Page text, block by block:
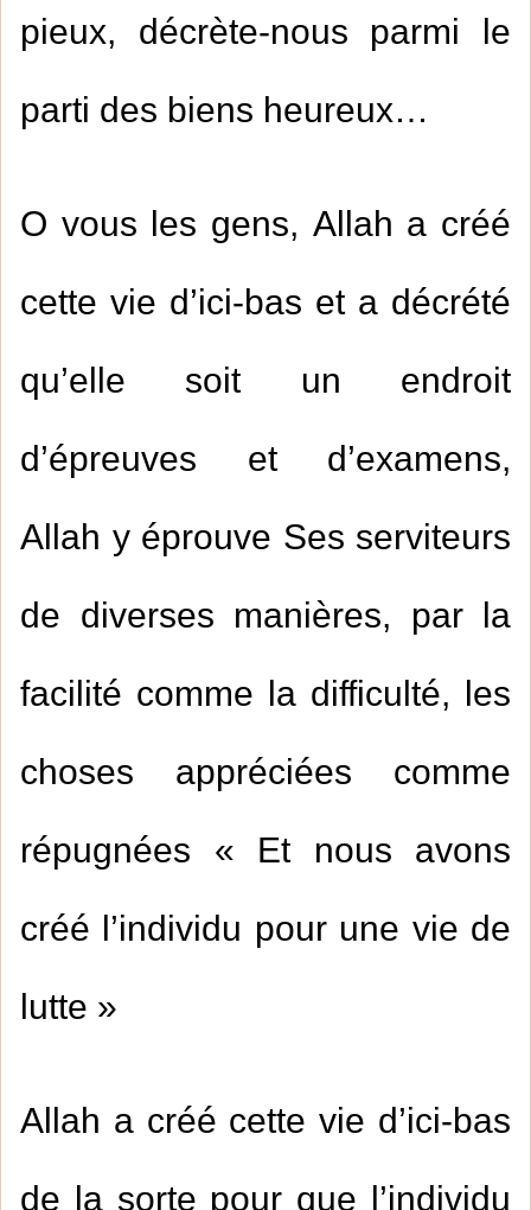
pieux, décrète-nous parmi le
parti des biens heureux…
O vous les gens, Allah a créé
cette vie d’ici-bas et a décrété
qu’elle soit un endroit
d’épreuves et d’examens,
Allah y éprouve Ses serviteurs
de diverses manières, par la
facilité comme la difficulté, les
choses appréciées comme
répugnées « Et nous avons
créé l’individu pour une vie de
lutte »
Allah a créé cette vie d’ici-bas